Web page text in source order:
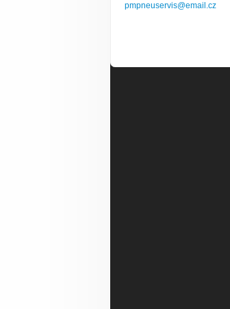
pmpneuservis@email.cz